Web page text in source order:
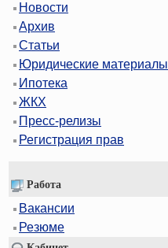
Новости
Архив
Статьи
Юридические материалы
Ипотека
ЖКХ
Пресс-релизы
Регистрация прав
Работа
Вакансии
Резюме